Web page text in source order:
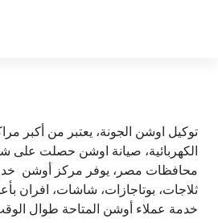
ن
توكيل اوشن الجونة، يعتبر من أكبر
الكهربائية، صيانة اوشن حصلت على
محافظات مصر، يوفر مركز أوشن
ثلاجات، بوتاجازات، شاشات، افران
خدمة عملاء أوشن المتاحة طوال